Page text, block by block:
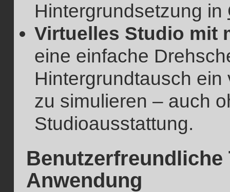
Hintergrundsetzung in
Virtuelles Studio mit
eine einfache
Hintergrundtausch
zu simulieren – auch
Studioausstattung.
Anwendung